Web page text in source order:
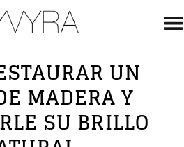
UN
MADERA Y
SU BRILLO